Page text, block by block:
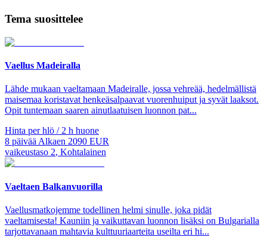
Tema suosittelee
Vaellus Madeiralla
Lähde mukaan vaeltamaan Madeiralle, jossa vehreää, hedelmällistä
maisemaa koristavat henkeäsalpaavat vuorenhuiput ja syvät laaksot.
Opit tuntemaan saaren ainutlaatuisen luonnon pat...
Hinta per hlö / 2 h huone
8 päivää Alkaen 2090 EUR
vaikeustaso 2, Kohtalainen
Vaeltaen Balkanvuorilla
Vaellusmatkojemme todellinen helmi sinulle, joka pidät
vaeltamisesta! Kauniin ja vaikuttavan luonnon lisäksi on Bulgarialla
tarjottavanaan mahtavia kulttuuriaarteita useilta eri hi...